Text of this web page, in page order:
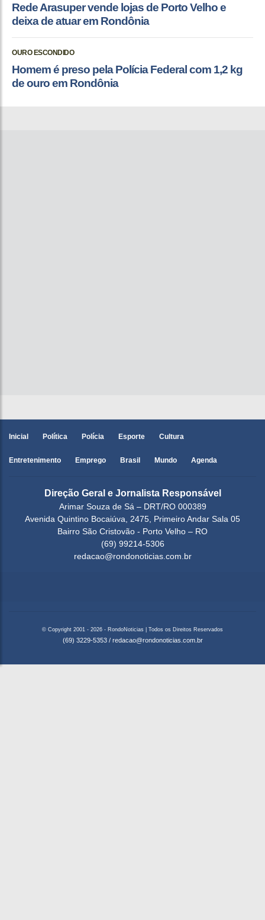
Rede Arasuper vende lojas de Porto Velho e
deixa de atuar em Rondônia
OURO ESCONDIDO
Homem é preso pela Polícia Federal com 1,2 kg
de ouro em Rondônia
Inicial Política Polícia Esporte Cultura
Entretenimento Emprego Brasil Mundo Agenda
Direção Geral e Jornalista Responsável
Arimar Souza de Sá – DRT/RO 000389
Avenida Quintino Bocaiúva, 2475, Primeiro Andar Sala 05
Bairro São Cristovão - Porto Velho – RO
(69) 99214-5306
redacao@rondonoticias.com.br
© Copyright 2001 - 2026 - RondoNoticias | Todos os Direitos Reservados
(69) 3229-5353 / redacao@rondonoticias.com.br